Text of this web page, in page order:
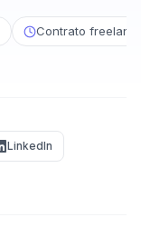
Contrato
LinkedIn